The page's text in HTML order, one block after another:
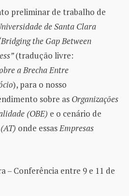
preliminar de trabalho de
de Santa Clara
the Gap Between
(tradução livre:
a Brecha Entre
), para o nosso
sobre as Organizações
(OBE) e o cenário de
onde essasEmpresas
– Conferência entre 9 e 11 de